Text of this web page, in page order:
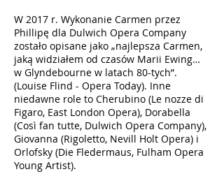
W 2017 r. Wykonanie Carmen przez
Phillipę dla Dulwich Opera Company
zostało opisane jako „najlepsza Carmen,
jaką widziałem od czasów Marii Ewing…
w Glyndebourne w latach 80-tych”.
(Louise Flind - Opera Today). Inne
niedawne role to Cherubino (Le nozze di
Figaro, East London Opera), Dorabella
(Così fan tutte, Dulwich Opera Company),
Giovanna (Rigoletto, Nevill Holt Opera) i
Orlofsky (Die Fledermaus, Fulham Opera
Young Artist).